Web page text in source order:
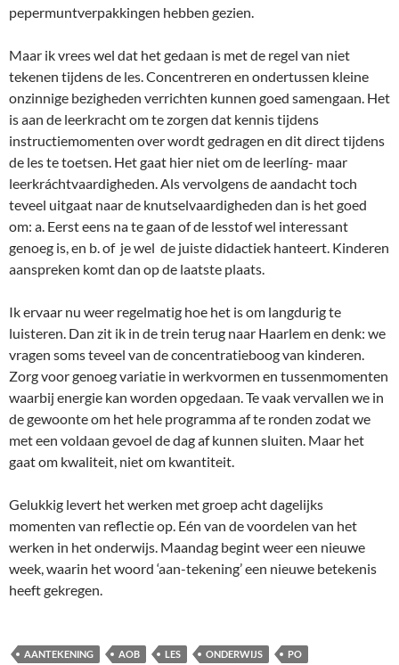
pepermuntverpakkingen hebben gezien.
Maar ik vrees wel dat het gedaan is met de regel van niet
tekenen tijdens de les. Concentreren en ondertussen kleine
onzinnige bezigheden verrichten kunnen goed samengaan. Het
is aan de leerkracht om te zorgen dat kennis tijdens
instructiemomenten over wordt gedragen en dit direct tijdens
de les te toetsen. Het gaat hier niet om de leerlíng- maar
leerkráchtvaardigheden. Als vervolgens de aandacht toch
teveel uitgaat naar de knutselvaardigheden dan is het goed
om: a. Eerst eens na te gaan of de lesstof wel interessant
genoeg is, en b. of je wel de juiste didactiek hanteert. Kinderen
aanspreken komt dan op de laatste plaats.
Ik ervaar nu weer regelmatig hoe het is om langdurig te
luisteren. Dan zit ik in de trein terug naar Haarlem en denk: we
vragen soms teveel van de concentratieboog van kinderen.
Zorg voor genoeg variatie in werkvormen en tussenmomenten
waarbij energie kan worden opgedaan. Te vaak vervallen we in
de gewoonte om het hele programma af te ronden zodat we
met een voldaan gevoel de dag af kunnen sluiten. Maar het
gaat om kwaliteit, niet om kwantiteit.
Gelukkig levert het werken met groep acht dagelijks
momenten van reflectie op. Eén van de voordelen van het
werken in het onderwijs. Maandag begint weer een nieuwe
week, waarin het woord ‘aan-tekening’ een nieuwe betekenis
heeft gekregen.
AANTEKENING AOB LES ONDERWIJS
PO